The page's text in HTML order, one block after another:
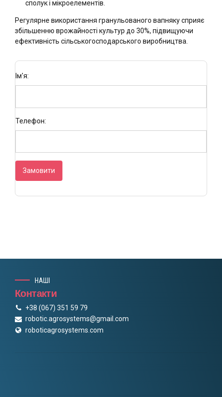
сполук і мікроелементів.
Регулярне використання гранульованого вапняку сприяє
збільшенню врожайності культур до 30%, підвищуючи
ефективність сільськогосподарського виробництва.
Ім'я:
Телефон:
Замовити
НАШІ
Контакти
+38 (067) 351 59 79
robotic.agrosystems@gmail.com
roboticagrosystems.com